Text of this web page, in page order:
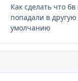
Как сделать что
попадали в другую
умолчанию